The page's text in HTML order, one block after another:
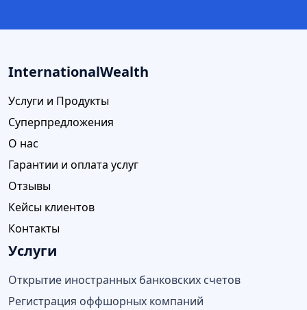
InternationalWealth
Услуги и Продукты
Суперпредложения
О нас
Гарантии и оплата услуг
Отзывы
Кейсы клиентов
Контакты
Услуги
Открытие иностранных банковских счетов
Регистрация оффшорных компаний